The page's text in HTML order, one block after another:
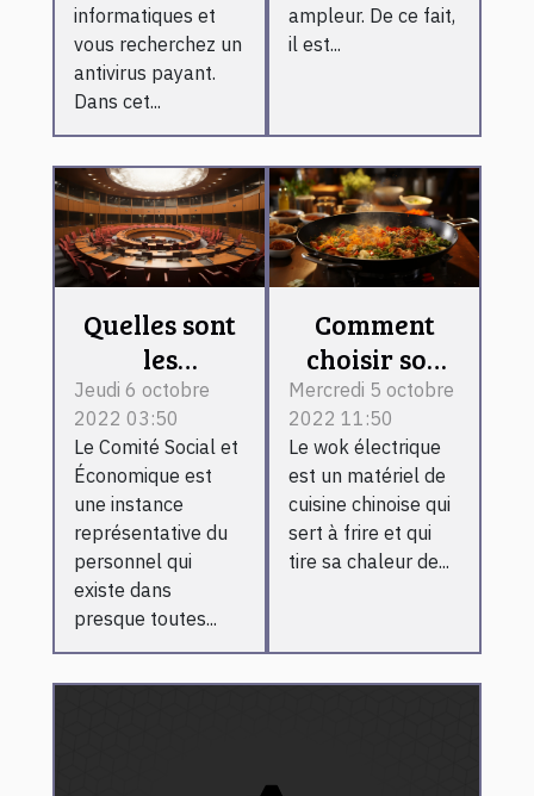
informatiques et
vous recherchez un
antivirus payant.
Dans cet...
ampleur. De ce fait,
il est...
Quelles sont
les
différentes
commissions
du Comité
Social et
Économique
?
Jeudi 6 octobre
2022 03:50
Le Comité Social et
Économique est
une instance
représentative du
personnel qui
existe dans
presque toutes...
Comment
choisir son
wok
électrique ?
Mercredi 5 octobre
2022 11:50
Le wok électrique
est un matériel de
cuisine chinoise qui
sert à frire et qui
tire sa chaleur de...